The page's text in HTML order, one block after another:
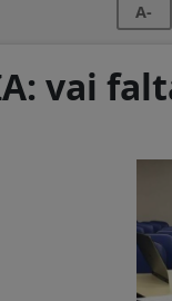
A-
vai